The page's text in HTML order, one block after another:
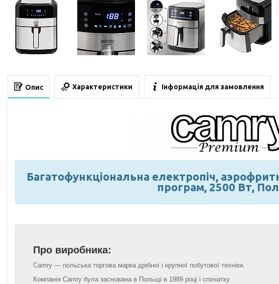
Опис Характеристики Інформація для замовлення
Багатофункціональна електропіч,
програм, 2500 Вт,
Про виробника:
Camry — польська торгова марка дрібної і крупної побутової техніки.
Компанія Camry була заснована в Польщі в 1989 році і спочатку